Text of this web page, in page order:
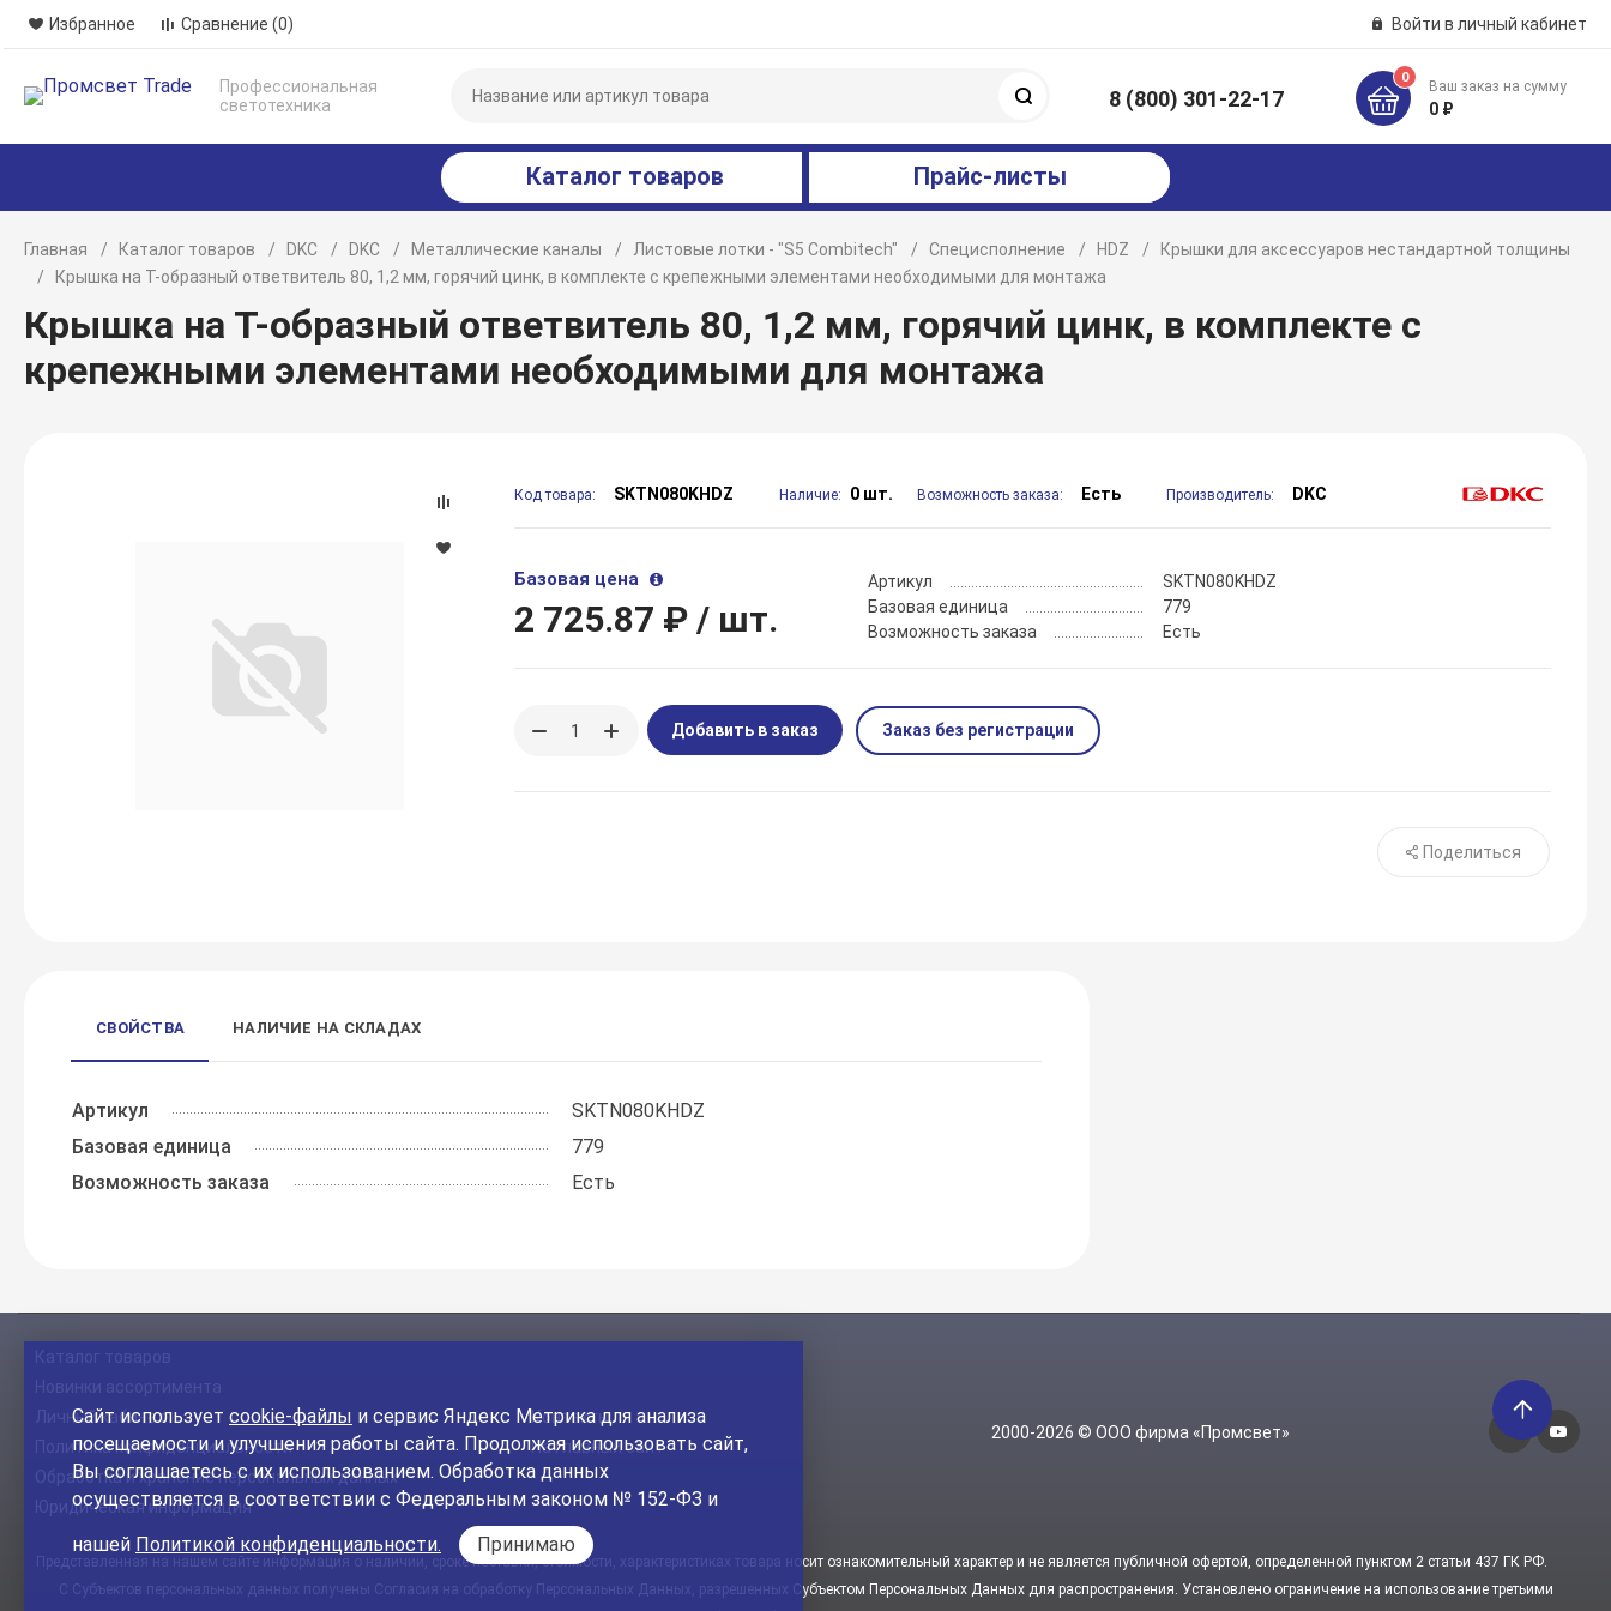
Избранное Сравнение (0) Войти в личный кабинет
Профессиональная
светотехника
8 (800) 301-22-17
0
Ваш заказ на сумму
0 ₽
Каталог товаров Прайс-листы
Главная Каталог товаров DKC DKC Металлические каналы Листовые лотки - "S5 Combitech" Специсполнение HDZ
Крышки для аксессуаров нестандартной толщины
Крышка на Т-образный ответвитель 80, 1,2 мм, горячий цинк, в комплекте с крепежными элементами необходимыми для монтажа
Крышка на Т-образный ответвитель 80, 1,2 мм, горячий цинк, в комплекте с
крепежными элементами необходимыми для монтажа
Код товара: SKTN080KHDZ Наличие: 0 шт. Возможность заказа: Есть Производитель: DKC
Базовая цена
2 725.87 ₽ / шт.
Артикул
SKTN080KHDZ
Базовая единица
779
Возможность заказа
Есть
Добавить в заказ Заказ без регистрации
Поделиться
СВОЙСТВА НАЛИЧИЕ НА СКЛАДАХ
Артикул
SKTN080KHDZ
Базовая единица
779
Возможность заказа
Есть
Каталог товаров
Новинки ассортимента
Личный кабинет
Политика конфиденциальности
Обработка и хранение персональных данных
Юридическая информация
Контакты
На главный сайт
2000-2026 © ООО фирма «Промсвет»
Представленная на нашем сайте информация о наличии, сроке поставки, стоимости, характеристиках товара носит ознакомительный характер и не является публичной офертой, определенной пунктом 2 статьи 437 ГК РФ.
С Субъектов персональных данных получены Согласия на обработку Персональных Данных, разрешенных Субъектом Персональных Данных для распространения. Установлено ограничение на использование третьими
Сайт использует cookie-файлы и сервис Яндекс Метрика для анализа
посещаемости и улучшения работы сайта. Продолжая использовать сайт,
Вы соглашаетесь с их использованием. Обработка данных
осуществляется в соответствии с Федеральным законом № 152-ФЗ и
нашей Политикой конфиденциальности. Принимаю